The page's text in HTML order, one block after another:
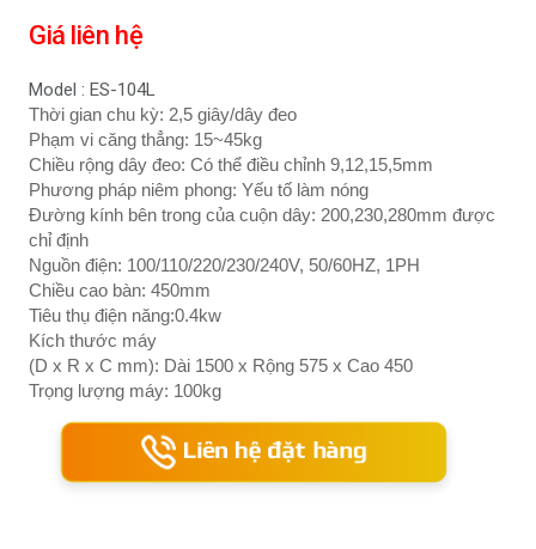
Giá liên hệ
Model : ES-104L
Thời gian chu kỳ: 2,5 giây/dây đeo
Phạm vi căng thẳng: 15~45kg
Chiều rộng dây đeo: Có thể điều chỉnh 9,12,15,5mm
Phương pháp niêm phong: Yếu tố làm nóng
Đường kính bên trong của cuộn dây: 200,230,280mm được
chỉ định
Nguồn điện: 100/110/220/230/240V, 50/60HZ, 1PH
Chiều cao bàn: 450mm
Tiêu thụ điện năng:0.4kw
Kích thước máy
(D x R x C mm): Dài 1500 x Rộng 575 x Cao 450
Trọng lượng máy: 100kg
Liên hệ đặt hàng